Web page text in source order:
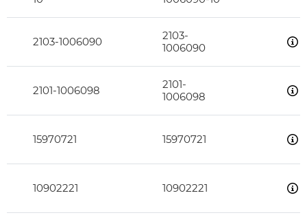
2103-1006090
2103-
1006090
2101-1006098
2101-
1006098
15970721 15970721
10902221 10902221